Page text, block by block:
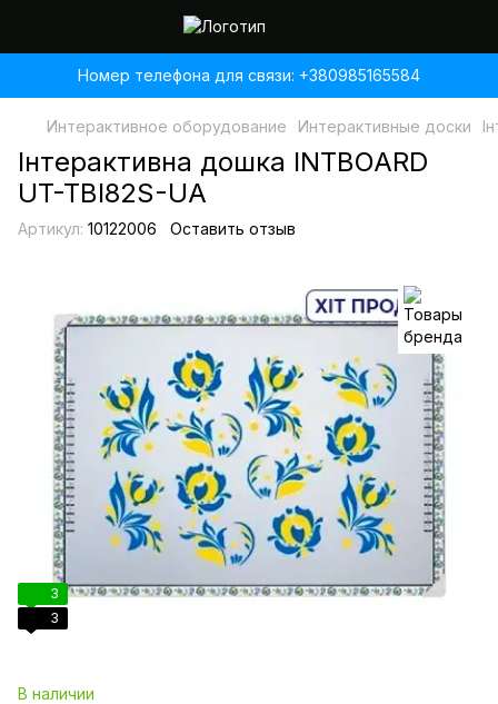
Номер телефона для связи: +380985165584
Интерактивное оборудование Интерактивные доски
Інтерактивна дошка INTBOARD
UT-TBI82S-UA
Артикул: 10122006 Оставить отзыв
3
3
В наличии